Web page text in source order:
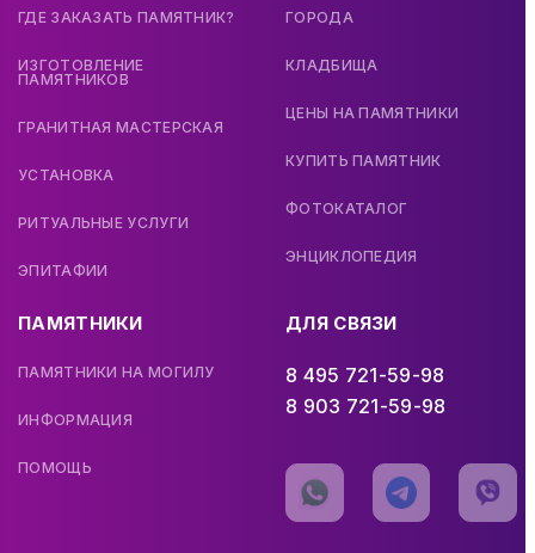
ГДЕ ЗАКАЗАТЬ ПАМЯТНИК?
ИЗГОТОВЛЕНИЕ
ПАМЯТНИКОВ
ГРАНИТНАЯ МАСТЕРСКАЯ
УСТАНОВКА
РИТУАЛЬНЫЕ УСЛУГИ
ЭПИТАФИИ
ГОРОДА
КЛАДБИЩА
ЦЕНЫ НА ПАМЯТНИКИ
КУПИТЬ ПАМЯТНИК
ФОТОКАТАЛОГ
ЭНЦИКЛОПЕДИЯ
ПАМЯТНИКИ
ПАМЯТНИКИ НА МОГИЛУ
ИНФОРМАЦИЯ
ПОМОЩЬ
ДЛЯ СВЯЗИ
8 495 721-59-98
8 903 721-59-98